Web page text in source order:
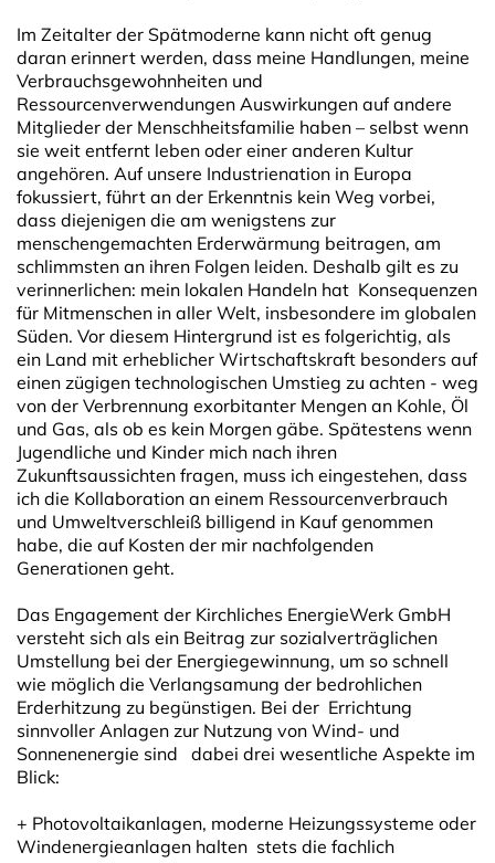
Im Zeitalter der Spätmoderne kann nicht oft genug
daran erinnert werden, dass meine Handlungen, meine
Verbrauchsgewohnheiten und
Ressourcenverwendungen Auswirkungen auf andere
Mitglieder der Menschheitsfamilie haben – selbst wenn
sie weit entfernt leben oder einer anderen Kultur
angehören. Auf unsere Industrienation in Europa
fokussiert, führt an der Erkenntnis kein Weg vorbei,
dass diejenigen die am wenigstens zur
menschengemachten Erderwärmung beitragen, am
schlimmsten an ihren Folgen leiden. Deshalb gilt es zu
verinnerlichen: mein lokalen Handeln hat Konsequenzen
für Mitmenschen in aller Welt, insbesondere im globalen
Süden. Vor diesem Hintergrund ist es folgerichtig, als
ein Land mit erheblicher Wirtschaftskraft besonders auf
einen zügigen technologischen Umstieg zu achten - weg
von der Verbrennung exorbitanter Mengen an Kohle, Öl
und Gas, als ob es kein Morgen gäbe. Spätestens wenn
Jugendliche und Kinder mich nach ihren
Zukunftsaussichten fragen, muss ich eingestehen, dass
ich die Kollaboration an einem Ressourcenverbrauch
und Umweltverschleiß billigend in Kauf genommen
habe, die auf Kosten der mir nachfolgenden
Generationen geht.
Das Engagement der Kirchliches EnergieWerk GmbH
versteht sich als ein Beitrag zur sozialverträglichen
Umstellung bei der Energiegewinnung, um so schnell
wie möglich die Verlangsamung der bedrohlichen
Erderhitzung zu begünstigen. Bei der Errichtung
sinnvoller Anlagen zur Nutzung von Wind- und
Sonnenenergie sind dabei drei wesentliche Aspekte im
Blick:
+ Photovoltaikanlagen, moderne Heizungssysteme oder
Windenergieanlagen halten stets die fachlich